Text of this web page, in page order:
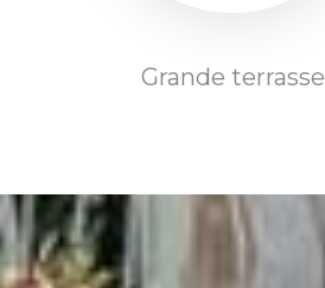
Grande terrasse